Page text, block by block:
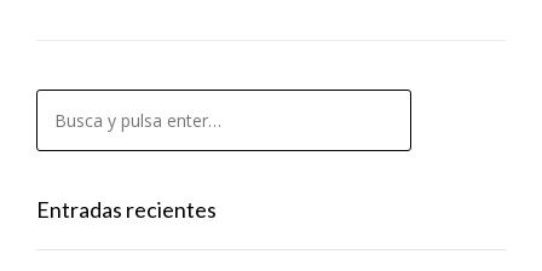
Entradas recientes